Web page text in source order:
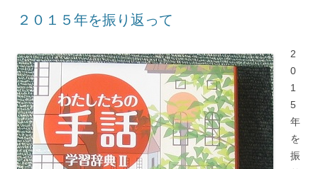
２０１５年を振り返って
2
0
1
5
年
を
振